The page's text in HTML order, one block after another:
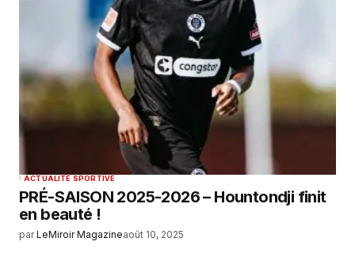
ACTUALITÉ SPORTIVE
PRÉ-SAISON 2025-2026 – Hountondji finit
en beauté !
par LeMiroir Magazineaoût 10, 2025